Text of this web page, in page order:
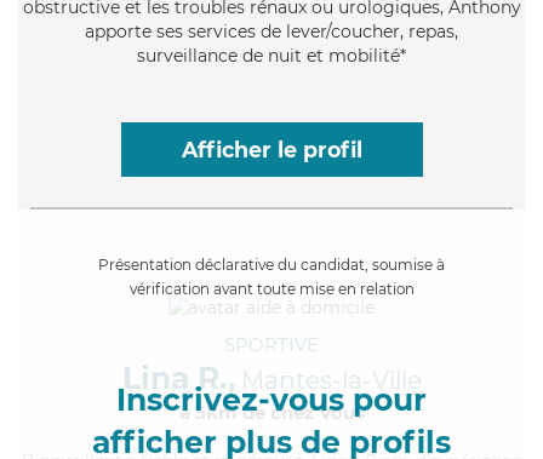
obstructive et les troubles rénaux ou urologiques, Anthony
apporte ses services de lever/coucher, repas,
surveillance de nuit et mobilité*
Afficher le profil
Présentation déclarative du candidat, soumise à
vérification avant toute mise en relation
Inscrivez-vous pour
afficher plus de profils
SPORTIVE
Lina R., Mantes-la-Ville
à 5km de chez Vous